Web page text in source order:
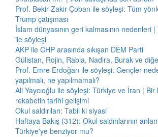
Prof. Bekir Zakir Çoban ile söyleşi: Tüm
Trump çatışması
İslam dünyasının geri kalmasının nedenleri
ile söyleşi
AKP ile CHP arasında sıkışan DEM Parti
Gülistan, Rojin, Rabia, Nadira, Burak ve
Prof. Emre Erdoğan ile söyleşi: Gençler
yapılmalı, ne yapılmamalı?
Ali Yaycıoğlu ile söyleşi: Türkiye ve İran | Bir
rekabetin tarihi gelişimi
Okul saldırıları: Tabii ki siyasi
Haftaya Bakış (312): Okul saldırılarının
Türkiye'ye benziyor mu?